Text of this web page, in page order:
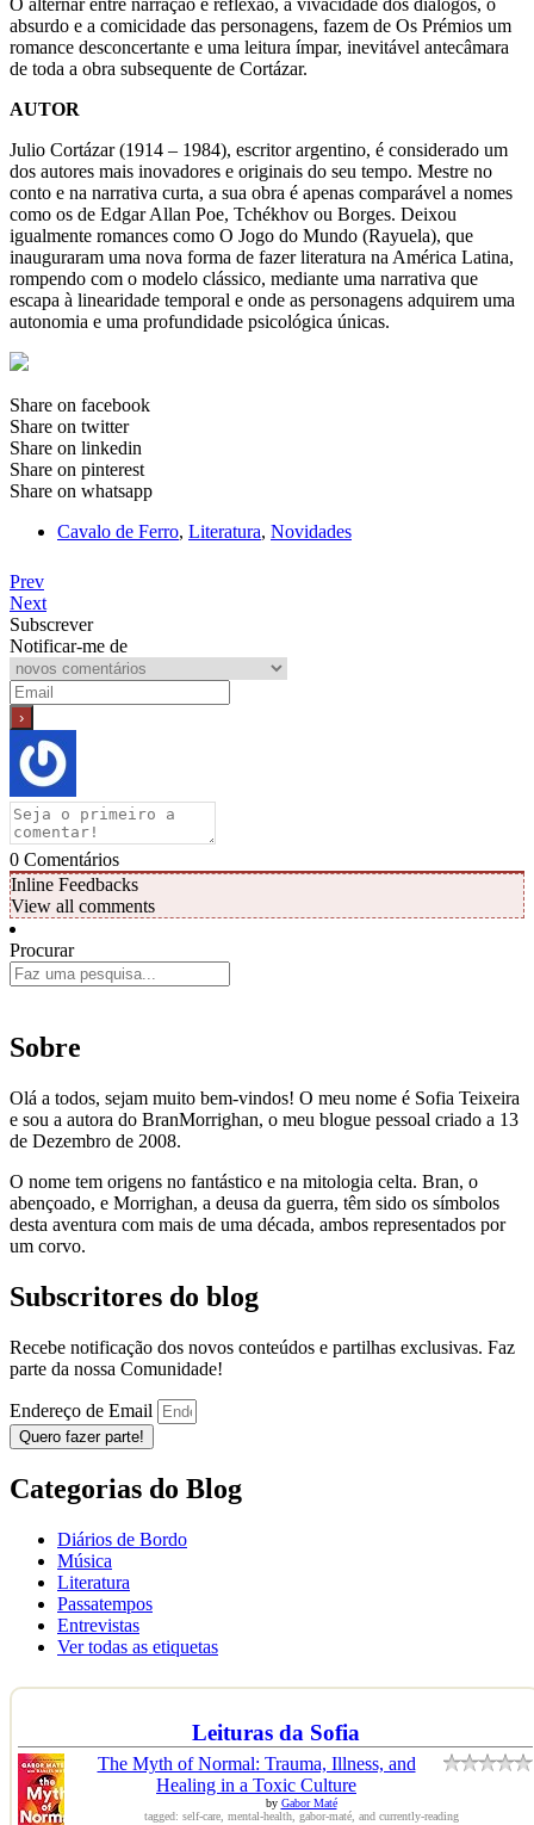
absurdo e a comicidade das personagens, fazem de Os Prémios um
romance desconcertante e uma leitura ímpar, inevitável antecâmara
de toda a obra subsequente de Cortázar.
AUTOR
Julio Cortázar (1914 – 1984), escritor argentino, é considerado um
dos autores mais inovadores e originais do seu tempo. Mestre no
conto e na narrativa curta, a sua obra é apenas comparável a nomes
como os de Edgar Allan Poe, Tchékhov ou Borges. Deixou
igualmente romances como O Jogo do Mundo (Rayuela), que
inauguraram uma nova forma de fazer literatura na América Latina,
rompendo com o modelo clássico, mediante uma narrativa que
escapa à linearidade temporal e onde as personagens adquirem uma
autonomia e uma profundidade psicológica únicas.
Share on facebook
Share on twitter
Share on linkedin
Share on pinterest
Share on whatsapp
Cavalo de Ferro, Literatura, Novidades
Prev
Next
Subscrever
Notificar-me de
0 Comentários
Inline Feedbacks
View all comments
Procurar
Sobre
Olá a todos, sejam muito bem-vindos! O meu nome é Sofia Teixeira
e sou a autora do BranMorrighan, o meu blogue pessoal criado a 13
de Dezembro de 2008.
O nome tem origens no fantástico e na mitologia celta. Bran, o
abençoado, e Morrighan, a deusa da guerra, têm sido os símbolos
desta aventura com mais de uma década, ambos representados por
um corvo.
Subscritores do blog
Recebe notificação dos novos conteúdos e partilhas exclusivas. Faz
parte da nossa Comunidade!
Endereço de Email
Quero fazer parte!
Categorias do Blog
Diários de Bordo
Música
Literatura
Passatempos
Entrevistas
Ver todas as etiquetas
Leituras da Sofia
The Myth of Normal: Trauma, Illness, and
Healing in a Toxic Culture
by Gabor Maté
tagged: self-care, mental-health, gabor-maté, and currently-reading